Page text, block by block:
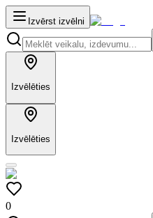
Izvērst izvēlni
Izvēlēties
Izvēlēties
0